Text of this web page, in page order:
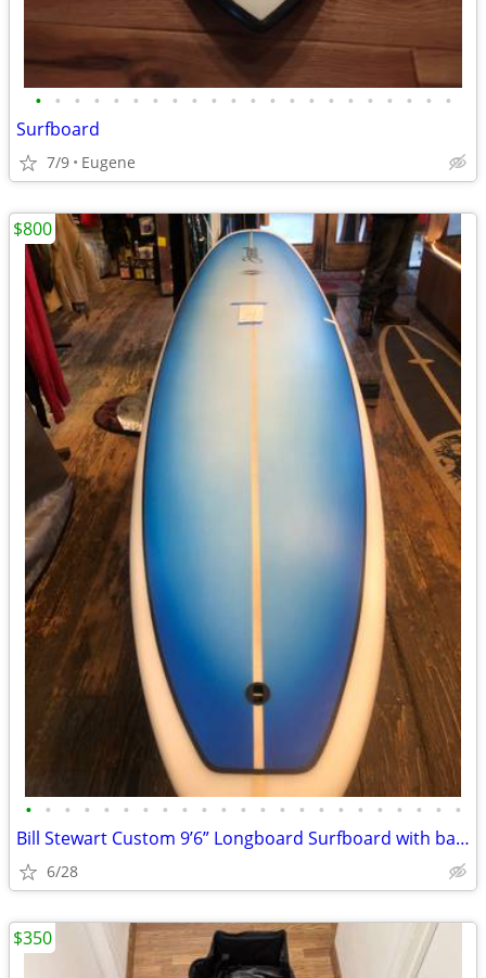
• • • • • • • • • • • • • • • • • • • • • •
Surfboard
7/9 Eugene
• • • • • • • • • • • • • • • • • • • • • • •
Bill Stewart Custom 9’6” Longboard Surfboard with bag- Used Once
6/28
$800
$350